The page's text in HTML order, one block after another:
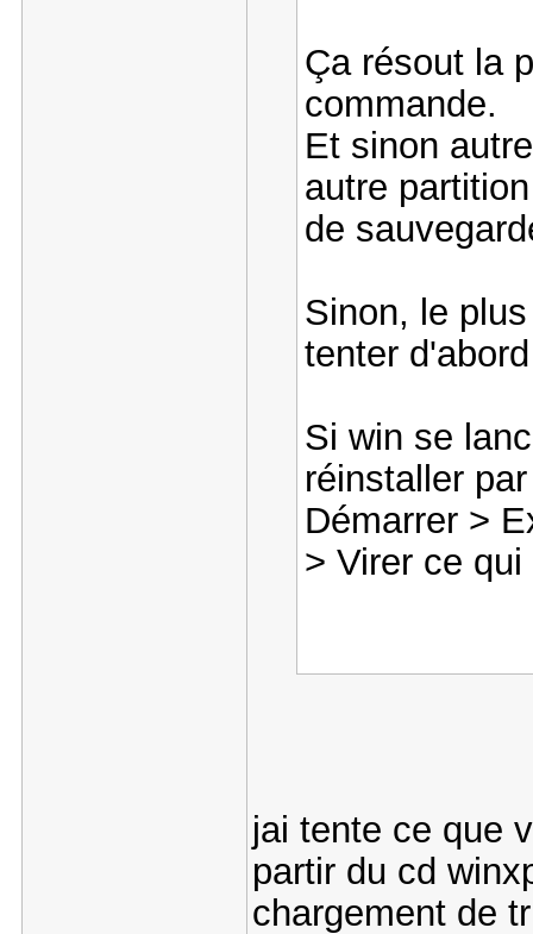
Ça résout la
commande.
Et sinon
autre
de
Sinon, le
tenter
Si win se
réinstaller
Démarrer >
> Virer ce
jai tente ce que
partir du cd
chargement de